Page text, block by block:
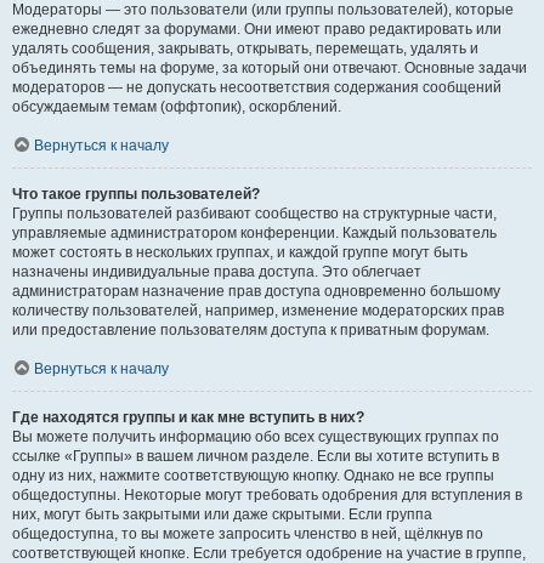
Модераторы — это пользователи (или группы пользователей), которые
ежедневно следят за форумами. Они имеют право редактировать или
удалять сообщения, закрывать, открывать, перемещать, удалять и
объединять темы на форуме, за который они отвечают. Основные задачи
модераторов — не допускать несоответствия содержания сообщений
обсуждаемым темам (оффтопик), оскорблений.
Вернуться к началу
Что такое группы пользователей?
Группы пользователей разбивают сообщество на структурные части,
управляемые администратором конференции. Каждый пользователь
может состоять в нескольких группах, и каждой группе могут быть
назначены индивидуальные права доступа. Это облегчает
администраторам назначение прав доступа одновременно большому
количеству пользователей, например, изменение модераторских прав
или предоставление пользователям доступа к приватным форумам.
Вернуться к началу
Где находятся группы и как мне вступить в них?
Вы можете получить информацию обо всех существующих группах по
ссылке «Группы» в вашем личном разделе. Если вы хотите вступить в
одну из них, нажмите соответствующую кнопку. Однако не все группы
общедоступны. Некоторые могут требовать одобрения для вступления в
них, могут быть закрытыми или даже скрытыми. Если группа
общедоступна, то вы можете запросить членство в ней, щёлкнув по
соответствующей кнопке. Если требуется одобрение на участие в группе,